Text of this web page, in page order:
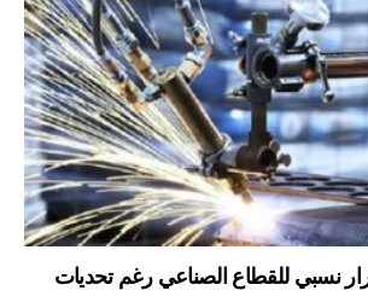
نسبي للقطاع الصناعي رغم تحديات